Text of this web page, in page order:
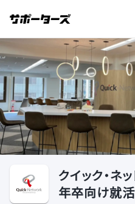
クイック・ネ
年卒向け就